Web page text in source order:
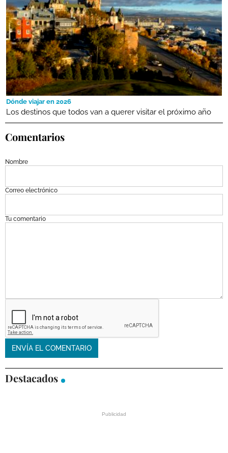
Dónde viajar en 2026
Los destinos que todos van a querer visitar el próximo año
Comentarios
Nombre
Correo electrónico
Tu comentario
Destacados